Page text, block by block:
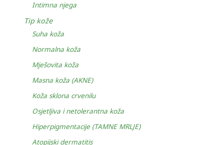
Intimna njega
Tip kože
Suha koža
Normalna koža
Mješovita koža
Masna koža (AKNE)
Koža sklona crvenilu
Osjetljiva i netolerantna koža
Hiperpigmentacije (TAMNE MRLJE)
Atopijski dermatitis